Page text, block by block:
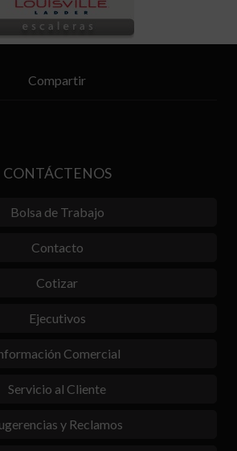
Compartir
CONTÁCTENOS
Bolsa de Trabajo
Contacto
Cotizar
Ejecutivos
Comercial
Servicio al Cliente
y Reclamos